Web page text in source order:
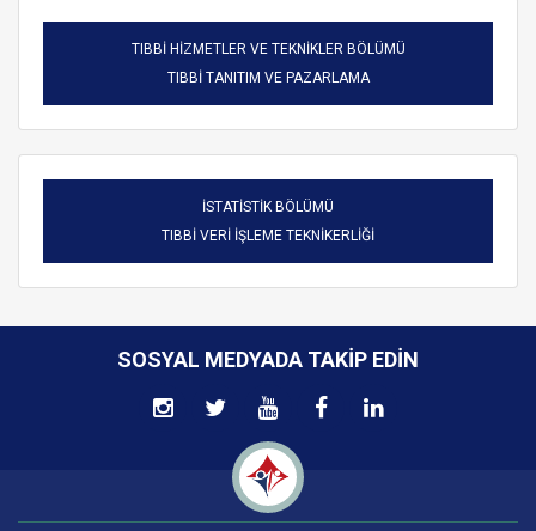
TIBBİ HİZMETLER VE TEKNİKLER BÖLÜMÜ
TIBBİ TANITIM VE PAZARLAMA
İSTATİSTİK BÖLÜMÜ
TIBBİ VERİ İŞLEME TEKNİKERLİĞİ
SOSYAL MEDYADA TAKIP EDIN